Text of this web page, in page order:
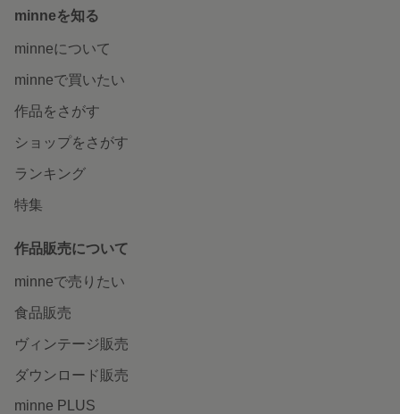
minneを知る
minneについて
minneで買いたい
作品をさがす
ショップをさがす
ランキング
特集
作品販売について
minneで売りたい
食品販売
ヴィンテージ販売
ダウンロード販売
minne PLUS